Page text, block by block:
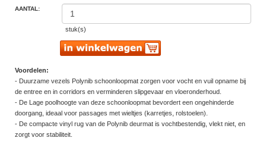
AANTAL:
stuk(s)
Voordelen:
- Duurzame vezels Polynib schoonloopmat zorgen voor vocht en vuil opname bij
de entree en in corridors en verminderen slipgevaar en vloeronderhoud.
- De Lage poolhoogte van deze schoonloopmat bevordert een ongehinderde
doorgang, ideaal voor passages met wieltjes (karretjes, rolstoelen).
- De compacte vinyl rug van de Polynib deurmat is vochtbestendig, vlekt niet, en
zorgt voor stabiliteit.